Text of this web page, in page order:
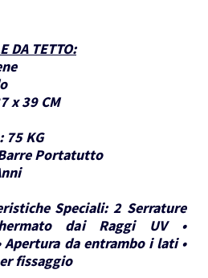
DA TETTO:
x 39 CM
75 KG
Portatutto
Speciali: 2 Serrature
dai Raggi UV •
Apertura da entrambo i lati •
fissaggio